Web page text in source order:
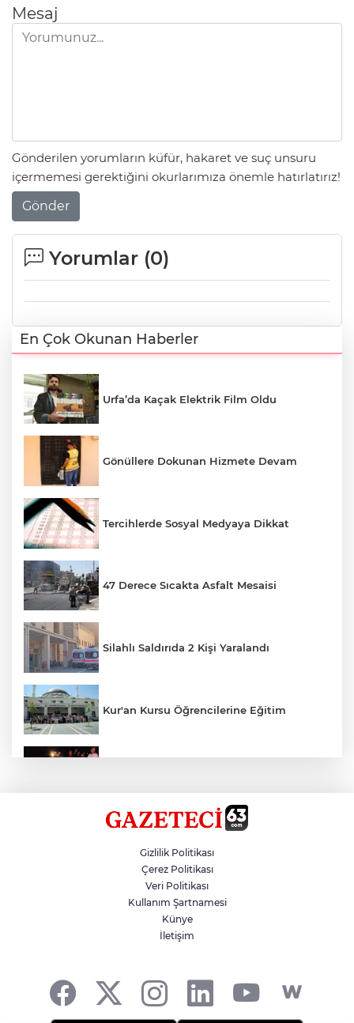
Mesaj
Gönderilen yorumların küfür, hakaret ve suç unsuru
içermemesi gerektiğini okurlarımıza önemle hatırlatırız!
Gönder
Yorumlar (0)
En Çok Okunan Haberler
Urfa’da Kaçak Elektrik Film Oldu
Gönüllere Dokunan Hizmete Devam
Tercihlerde Sosyal Medyaya Dikkat
47 Derece Sıcakta Asfalt Mesaisi
Silahlı Saldırıda 2 Kişi Yaralandı
Kur'an Kursu Öğrencilerine Eğitim
Siverek’te Mahmut Gülel Dönemi
Filistin Konvoyuna Coşkulu Karşılama
Gizlilik Politikası
Çerez Politikası
Veri Politikası
Kullanım Şartnamesi
Künye
İletişim